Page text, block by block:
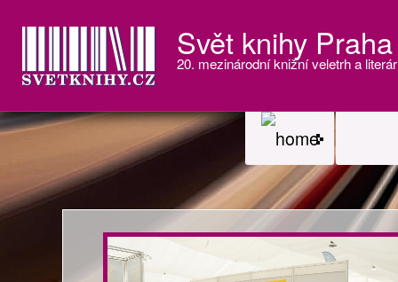
Svět knihy
20. mezinárodní knižní veletrh a